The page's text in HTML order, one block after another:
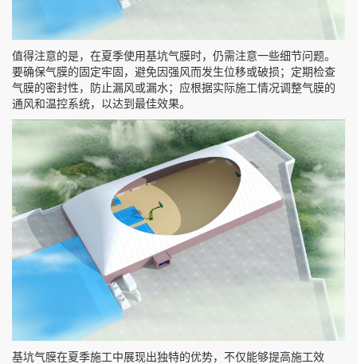
值得注意的是，在夏季使用基坑气膜时，仍需注意一些细节问题。
要确保气膜的固定牢固，避免因强风而发生位移或破损；定期检查
气膜的密封性，防止漏风或漏水；应根据实际施工情况调整气膜的
通风和温控系统，以达到最佳效果。
基坑气膜在夏季施工中展现出独特的优势，不仅能够提高施工效